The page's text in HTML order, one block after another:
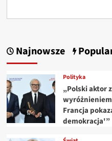
Najnowsze
Polityka
„Polski aktor
Francja
demokracja'”